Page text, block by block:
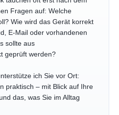
Fragen auf: Welche
Wie wird das Gerät korrekt
E-Mail oder vorhandenen
sollte aus
geprüft werden?
ich Sie vor Ort:
praktisch – mit Blick auf Ihre
das, was Sie im Alltag